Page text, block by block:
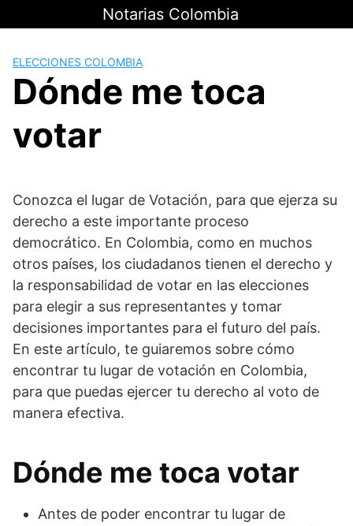
al
Notarias Colombia
ELECCIONES COLOMBIA
Dónde me toca
votar
Conozca el lugar de Votación, para que ejerza su
derecho a este importante proceso
democrático. En Colombia, como en muchos
otros países, los ciudadanos tienen el derecho y
la responsabilidad de votar en las elecciones
para elegir a sus representantes y tomar
decisiones importantes para el futuro del país.
En este artículo, te guiaremos sobre cómo
encontrar tu lugar de votación en Colombia,
para que puedas ejercer tu derecho al voto de
manera efectiva.
Dónde me toca votar
Antes de poder encontrar tu lugar de